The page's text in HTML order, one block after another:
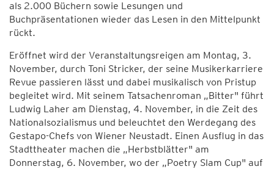
als 2.000 Büchern sowie Lesungen und
Buchpräsentationen wieder das Lesen in den Mittelpunkt
rückt.
Eröffnet wird der Veranstaltungsreigen am Montag, 3.
November, durch Toni Stricker, der seine Musikerkarriere
Revue passieren lässt und dabei musikalisch von Pristup
begleitet wird. Mit seinem Tatsachenroman „Bitter" führt
Ludwig Laher am Dienstag, 4. November, in die Zeit des
Nationalsozialismus und beleuchtet den Werdegang des
Gestapo-Chefs von Wiener Neustadt. Einen Ausflug in das
Stadttheater machen die „Herbstblätter" am
Donnerstag, 6. November, wo der „Poetry Slam Cup" auf